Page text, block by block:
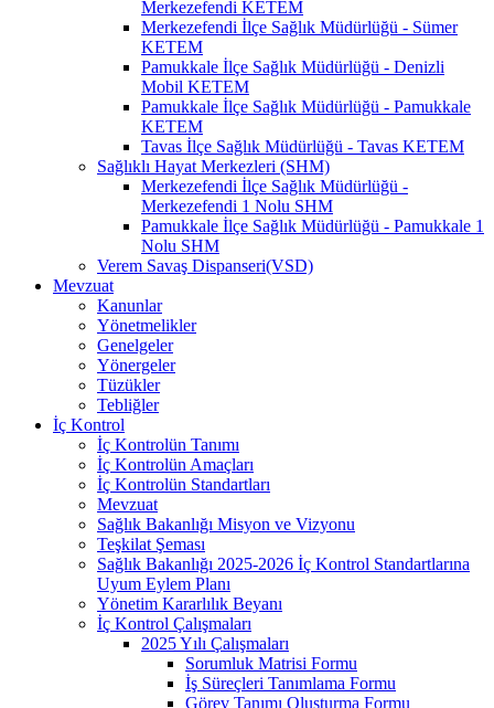
Merkezefendi KETEM
Merkezefendi İlçe Sağlık Müdürlüğü - Sümer
KETEM
Pamukkale İlçe Sağlık Müdürlüğü - Denizli
Mobil KETEM
Pamukkale İlçe Sağlık Müdürlüğü - Pamukkale
KETEM
Tavas İlçe Sağlık Müdürlüğü - Tavas KETEM
Sağlıklı Hayat Merkezleri (SHM)
Merkezefendi İlçe Sağlık Müdürlüğü -
Merkezefendi 1 Nolu SHM
Pamukkale İlçe Sağlık Müdürlüğü - Pamukkale 1
Nolu SHM
Verem Savaş Dispanseri(VSD)
Mevzuat
Kanunlar
Yönetmelikler
Genelgeler
Yönergeler
Tüzükler
Tebliğler
İç Kontrol
İç Kontrolün Tanımı
İç Kontrolün Amaçları
İç Kontrolün Standartları
Mevzuat
Sağlık Bakanlığı Misyon ve Vizyonu
Teşkilat Şeması
Sağlık Bakanlığı 2025-2026 İç Kontrol Standartlarına
Uyum Eylem Planı
Yönetim Kararlılık Beyanı
İç Kontrol Çalışmaları
2025 Yılı Çalışmaları
Sorumluk Matrisi Formu
İş Süreçleri Tanımlama Formu
Görev Tanımı Oluşturma Formu